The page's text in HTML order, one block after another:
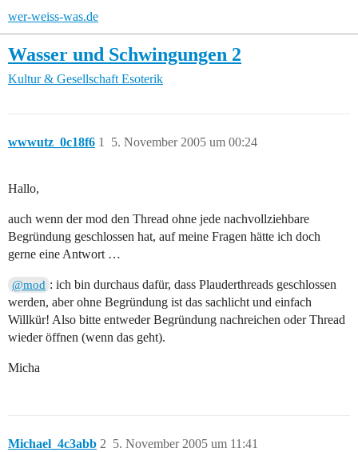
wer-weiss-was.de
Wasser und Schwingungen 2
Kultur & Gesellschaft Esoterik
wwwutz_0c18f6 5. November 2005 um 00:24
1
Hallo,
auch wenn der mod den Thread ohne jede nachvollziehbare
Begründung geschlossen hat, auf meine Fragen hätte ich doch
gerne eine Antwort …
@mod : ich bin durchaus dafür, dass Plauderthreads geschlossen
werden, aber ohne Begründung ist das sachlicht und einfach
Willkür! Also bitte entweder Begründung nachreichen oder Thread
wieder öffnen (wenn das geht).
Micha
Michael_4c3abb 5. November 2005 um 11:41
2